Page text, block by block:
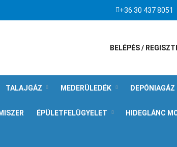
+36 30 437 8051
BELÉPÉS /
TALAJGÁZ MEDERÜLEDÉK DEPÓNIAGÁZ
ÉPÜLETFELÜGYELET HIDEGLÁNC